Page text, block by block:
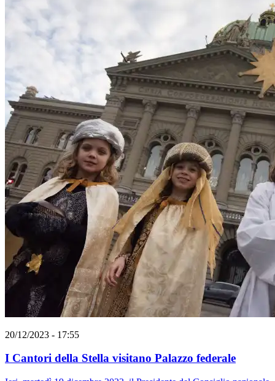
20/12/2023 - 17:55
I Cantori della Stella visitano Palazzo federale